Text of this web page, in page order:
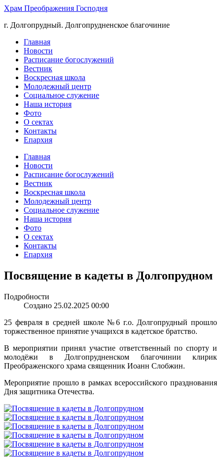
Храм Преображения Господня
г. Долгопрудный. Долгопрудненское благочиние
Главная
Новости
Расписание богослужений
Вестник
Воскресная школа
Молодежный центр
Социальное служение
Наша история
Фото
О сектах
Контакты
Епархия
Главная
Новости
Расписание богослужений
Вестник
Воскресная школа
Молодежный центр
Социальное служение
Наша история
Фото
О сектах
Контакты
Епархия
Посвящение в кадеты в Долгопрудном
Подробности
Создано 25.02.2025 00:00
25 февраля в средней школе №6 г.о. Долгопрудный прошло
торжественное принятие учащихся в кадетское братство.
В мероприятии принял участие ответственный по спорту и
молодёжи в Долгопрудненском благочинии клирик
Преображенского храма священник Иоанн Слобжин.
Мероприятие прошло в рамках всероссийского празднования
Дня защитника Отечества.